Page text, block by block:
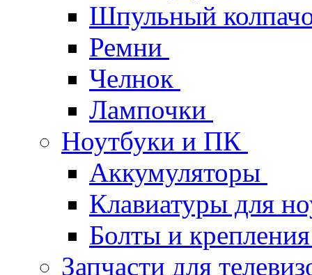
Шпульный
Ремни
Челнок
Лампочки
Ноутбуки и ПК
Аккумуляторы
Клавиатуры для
Болты и
Запчасти для